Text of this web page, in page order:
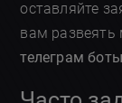
оставляйте
вам развеять
телеграм боты